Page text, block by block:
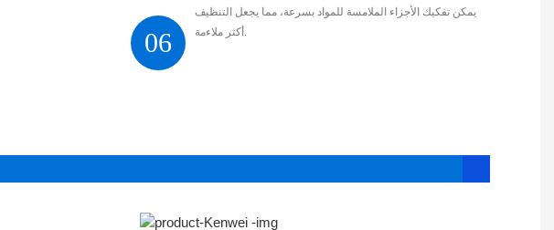
06
يمكن تفكيك الأجزاء الملامسة للمواد بسرعة، مما يجعل التنظيف
أكثر ملاءمة.